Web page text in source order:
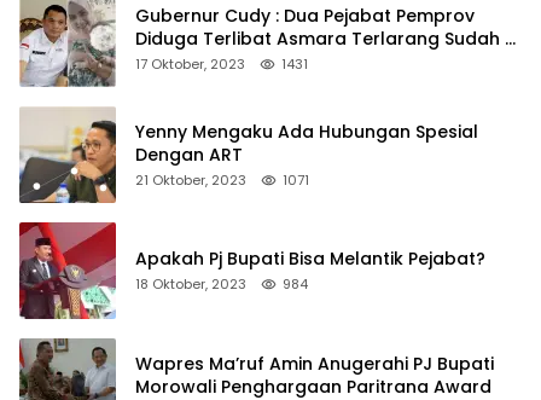
Gubernur Cudy : Dua Pejabat Pemprov
Diduga Terlibat Asmara Terlarang Sudah di
Non Job
17 Oktober, 2023 1431
Yenny Mengaku Ada Hubungan Spesial
Dengan ART
21 Oktober, 2023 1071
Apakah Pj Bupati Bisa Melantik Pejabat?
18 Oktober, 2023 984
Wapres Ma’ruf Amin Anugerahi PJ Bupati
Morowali Penghargaan Paritrana Award